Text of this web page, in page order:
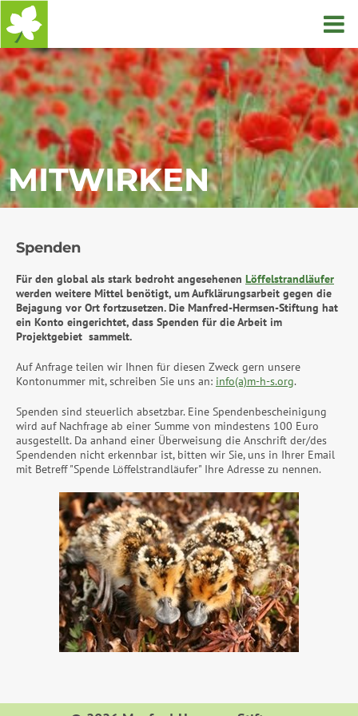
Startseite
MITWIRKEN
Spenden
Für den global als stark bedroht angesehenen Löffelstrandläufer
werden weitere Mittel benötigt, um Aufklärungsarbeit gegen die
Bejagung vor Ort fortzusetzen. Die Manfred-Hermsen-Stiftung hat
ein Konto eingerichtet, dass Spenden für die Arbeit im
Projektgebiet sammelt.
Auf Anfrage teilen wir Ihnen für diesen Zweck gern unsere
Kontonummer mit, schreiben Sie uns an: info(a)m-h-s.org.
Spenden sind steuerlich absetzbar. Eine Spendenbescheinigung
wird auf Nachfrage ab einer Summe von mindestens 100 Euro
ausgestellt. Da anhand einer Überweisung die Anschrift der/des
Spendenden nicht erkennbar ist, bitten wir Sie, uns in Ihrer Email
mit Betreff "Spende Löffelstrandläufer" Ihre Adresse zu nennen.